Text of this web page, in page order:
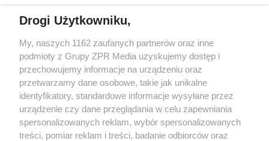
Żaden utwór zamieszczony w serwisie nie może być powielany i
rozpowszechniany lub dalej rozpowszechniany w jakikolwiek sposób (w
tym także elektroniczny lub mechaniczny) na jakimkolwiek polu
eksploatacji w jakiejkolwiek formie, włącznie z umieszczaniem w Internecie
bez pisemnej zgody właściciela praw. Jakiekolwiek użycie lub
wykorzystanie utworów w całości lub w części z naruszeniem prawa, tzn.
bez właściwej zgody, jest zabronione pod groźbą kary i może być ścigane
prawnie.
Drogi Użytkowniku,
My, naszych 1162 zaufanych partnerów oraz inne
podmioty z Grupy ZPR Media uzyskujemy dostęp i
przechowujemy informacje na urządzeniu oraz
przetwarzamy dane osobowe, takie jak unikalne
identyfikatory, standardowe informacje wysyłane przez
urządzenie czy dane przeglądania w celu zapewniania
spersonalizowanych reklam, wybór spersonalizowanych
treści, pomiar reklam i treści, badanie odbiorców oraz